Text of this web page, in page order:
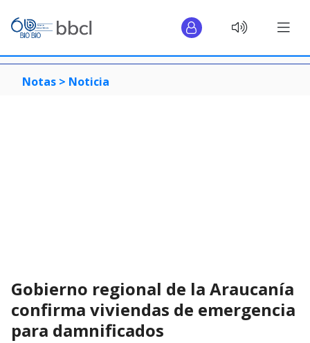
Notas > Noticia
Gobierno regional de la Araucanía
confirma viviendas de emergencia
para damnificados